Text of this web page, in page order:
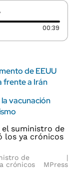
00:39
de EEUU
frente a Irán
vacunación
de
crónicos
MPress